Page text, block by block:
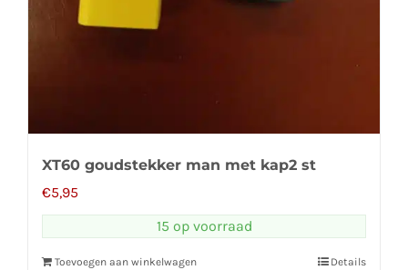
XT60 goudstekker man met kap2 st
€5,95
15 op voorraad
Toevoegen aan winkelwagen Details